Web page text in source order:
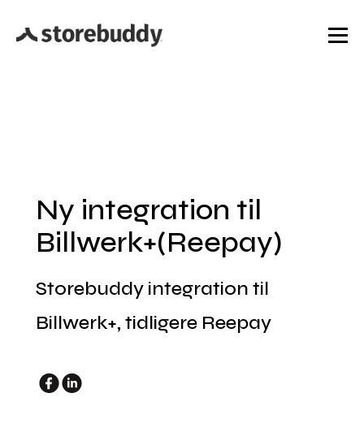
Ny integration til
Billwerk+(Reepay)
Storebuddy integration til
Billwerk+, tidligere Reepay